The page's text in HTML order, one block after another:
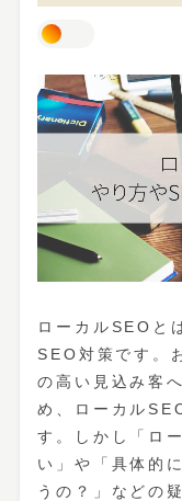
ローカルSEOと
SEO対策です。
の高い見込み客
め、ローカル
す。しかし「ロ
い」や「具体的
うの？」などの